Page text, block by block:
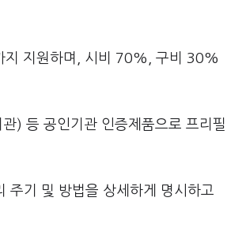
지 지원하며, 시비 70%, 구비 30%
) 등 공인기관 인증제품으로 프리필
주기 및 방법을 상세하게 명시하고